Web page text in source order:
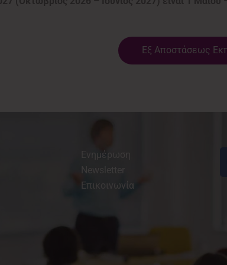
Εξ Αποστάσεως
Ενημέρωση
Newsletter
Επικοινωνία